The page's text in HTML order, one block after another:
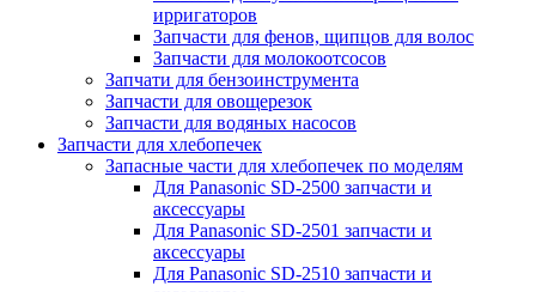
ирригаторов
Запчасти для фенов, щипцов для волос
Запчасти для молокоотсосов
Запчати для бензоинструмента
Запчасти для овощерезок
Запчасти для водяных насосов
Запчасти для хлебопечек
Запасные части для хлебопечек по моделям
Для Panasonic SD-2500 запчасти и
аксессуары
Для Panasonic SD-2501 запчасти и
аксессуары
Для Panasonic SD-2510 запчасти и